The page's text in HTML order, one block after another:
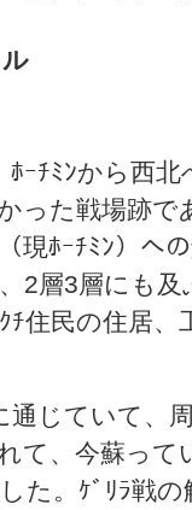
ｰﾁﾐﾝから西北
った戦場跡で
現ﾎｰﾁﾐﾝ）へ
2層3層にも及
住民の住居、
じていて、
て、今蘇って
た。ｹﾞﾘﾗ戦